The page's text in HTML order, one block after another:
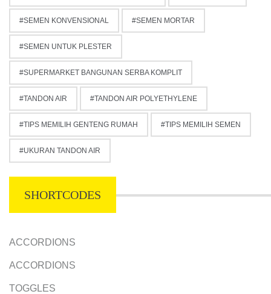
SEMEN KONVENSIONAL SEMEN MORTAR
SEMEN UNTUK PLESTER
SUPERMARKET BANGUNAN SERBA KOMPLIT
TANDON AIR TANDON AIR POLYETHYLENE
TIPS MEMILIH GENTENG RUMAH TIPS MEMILIH SEMEN
UKURAN TANDON AIR
SHORTCODES
ACCORDIONS
ACCORDIONS
TOGGLES